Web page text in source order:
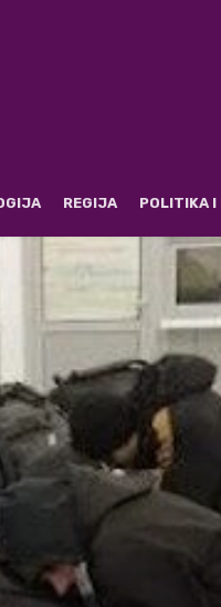
REGIJA POLITIKA I